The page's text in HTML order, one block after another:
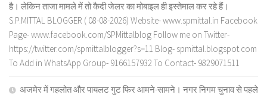
है। लेकिन ताजा मामले में तो कैदी जेलर का मोबाइल ही इस्तेमाल कर रहे हैं।
S.P.MITTAL BLOGGER ( 08-08-2026) Website- www.spmittal.in Facebook
Page- www.facebook.com/SPMittalblog Follow me on Twitter-
https://twitter.com/spmittalblogger?s=11 Blog- spmittal.blogspot.com
To Add in WhatsApp Group- 9166157932 To Contact- 9829071511
अजमेर में गहलोत और पायलट गुट फिर आमने-सामने। नगर निगम चुनाव से पहले